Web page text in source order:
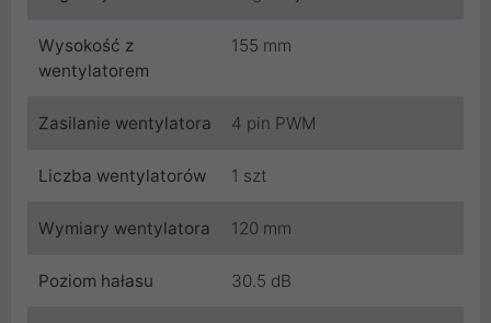
Wysokość z
wentylatorem
155 mm
Zasilanie wentylatora 4 pin PWM
Liczba wentylatorów 1 szt
Wymiary wentylatora 120 mm
Poziom hałasu 30.5 dB